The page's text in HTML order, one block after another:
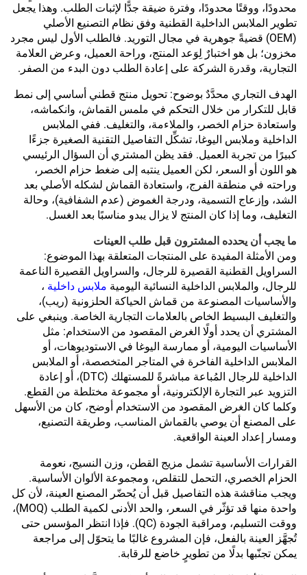
محدودًا، ووقتًا محدودًا، وفترة ضيقة جدًّا لإثبات الطلب. وهذا يجعل
تطوير الملابس الداخلية القطنية وفق نظام التصنيع الأصلي
(OEM) قضيةً جوهرية في مجال التوريد. فالطلب الأول ليس مجرد
مخزون؛ بل هو اختبارٌ لِوَعد المنتج، وراحة العميل، وعرض العلامة
التجارية، وقدرة الشركة على إعادة الطلب دون البدء من الصفر.
الهدف التجاري محدَّدٌ بوضوح: تحويل منتج قطني أساسي إلى نمط
قابل للتكرار من خلال التحكم في ملمس القماش، وانكماشه،
واستعادة حزام الخصر، والملاءمة، والتغليف. ففي الملابس
الداخلية وملابس اليوغا، تشكِّل التفاصيل التقنية الصغيرة جزءًا
كبيرًا من تجربة العميل. فقد يظن المشتري أن السؤال الرئيسي
هو اللون أو السعر، لكن العميل ينتبه إلى ضغط حزام الخصر،
وراحته في منطقة الفرج، واستعادة القماش لشكله الأصلي بعد
الشد، وإزعاج التسمية، ودرجة الغموض (عدم الشفافية)، وحالة
التغليف، وما إذا كان المنتج لا يزال يبدو مناسبًا بعد الغسل.
ما يجب أن يحدده المشترون قبل طلب العينات
ومن الأمثلة المفيدة على المنتجات المتعلقة بهذا الموضوع:
السراويل القطنية القصيرة للرجال، والسراويل القصيرة الناعمة
للرجال، والملابس الداخلية النسائية اليومية ملابس داخلية ،
والأساسيات المصنوعة من قماش الحياكة الحلزونية (ريب)،
والتغليف البسيط الخاص بالعلامات التجارية الخاصة. وينبغي على
المشتري أن يحدد أولًا الغرض المقصود من الاستخدام: مثل
الأساسيات اليومية، أو ممارسة اليوغا في الاستوديوهات، أو
الملابس الداخلية الفاخرة في المتاجر المتخصصة، أو الملابس
الداخلية للرجال المُباعة مباشرةً للمستهلك (DTC)، أو إعادة
التزويد عبر التجارة الإلكترونية، أو مجموعة مختلطة من القطع.
وكلما كان الغرض المقصود من الاستخدام أوضح، كان من الأسهل
على المصنع أن يوصي بالقماش المناسب، وطريقة التصنيع،
ومسار إعداد العينة الواقعية.
القرارات الأساسية تشمل مزيج القطن، وزن النسيج، نعومة
الحزام الخصري، التحمل للتقلص، ومجموعة الألوان الأساسية.
ويجب مناقشة هذه التفاصيل قبل أن يُحضّر المصنع العينة، لأن كل
واحدة منها قد تؤثّر في السعر، والحد الأدنى لكمية الطلب (MOQ)،
ووقت التسليم، ومراقبة الجودة (QC). فإذا انتظر المؤسس حتى
تُجهَّز العينة بالفعل، فإن المشروع غالبًا ما يتحوّل إلى مراجعة
يمكن تجنّبها بدلًا من تطويرٍ خاضع للرقابة.